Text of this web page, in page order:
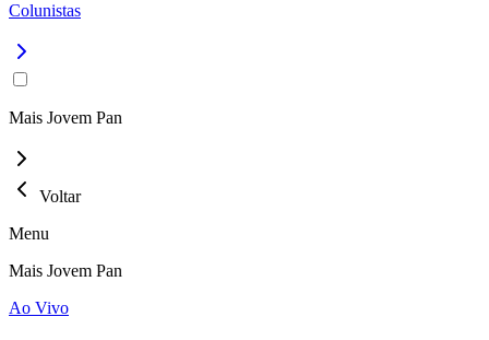
Colunistas
Mais Jovem Pan
Voltar
Menu
Mais Jovem Pan
Ao Vivo